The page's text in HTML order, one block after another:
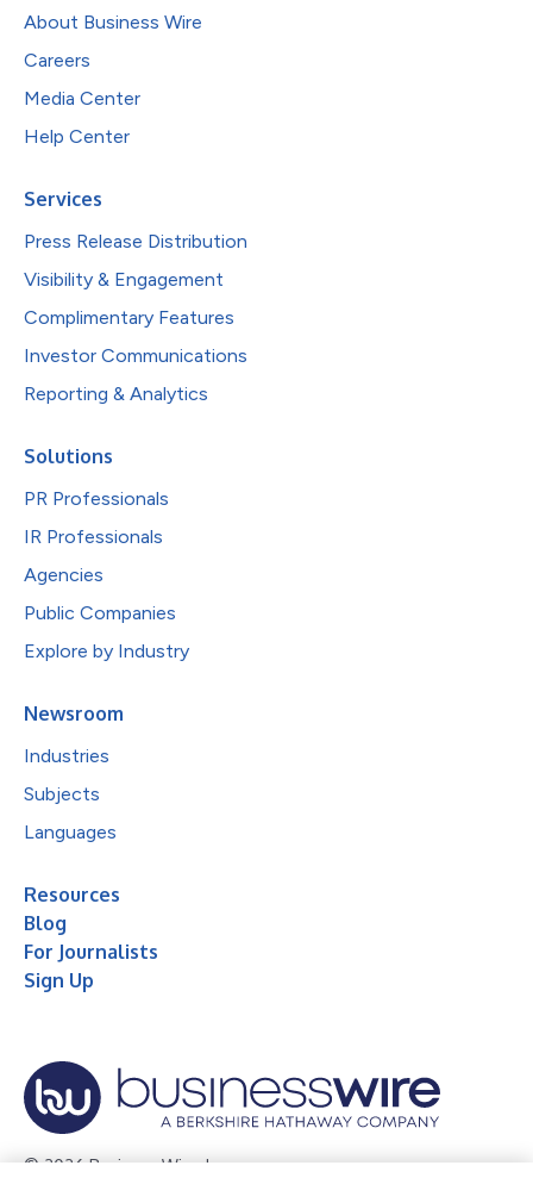
About Business Wire
Careers
Media Center
Help Center
Services
Press Release Distribution
Visibility & Engagement
Complimentary Features
Investor Communications
Reporting & Analytics
Solutions
PR Professionals
IR Professionals
Agencies
Public Companies
Explore by Industry
Newsroom
Industries
Subjects
Languages
Resources
Blog
For Journalists
Sign Up
© 2026 Business Wire, Inc.